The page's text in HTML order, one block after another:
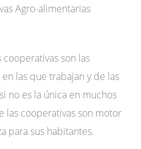
Agro-alimentarias
son las
las que trabajan y de las
no es la única en muchos
las cooperativas son motor
para sus habitantes.